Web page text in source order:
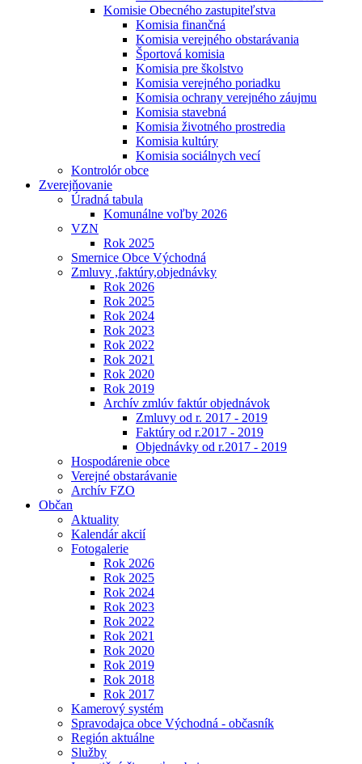
Komisie Obecného zastupiteľstva
Komisia finančná
Komisia verejného obstarávania
Športová komisia
Komisia pre školstvo
Komisia verejného poriadku
Komisia ochrany verejného záujmu
Komisia stavebná
Komisia životného prostredia
Komisia kultúry
Komisia sociálnych vecí
Kontrolór obce
Zverejňovanie
Úradná tabula
Komunálne voľby 2026
VZN
Rok 2025
Smernice Obce Východná
Zmluvy ,faktúry,objednávky
Rok 2026
Rok 2025
Rok 2024
Rok 2023
Rok 2022
Rok 2021
Rok 2020
Rok 2019
Archív zmlúv faktúr objednávok
Zmluvy od r. 2017 - 2019
Faktúry od r.2017 - 2019
Objednávky od r.2017 - 2019
Hospodárenie obce
Verejné obstarávanie
Archív FZO
Občan
Aktuality
Kalendár akcií
Fotogalerie
Rok 2026
Rok 2025
Rok 2024
Rok 2023
Rok 2022
Rok 2021
Rok 2020
Rok 2019
Rok 2018
Rok 2017
Kamerový systém
Spravodajca obce Východná - občasník
Región aktuálne
Služby